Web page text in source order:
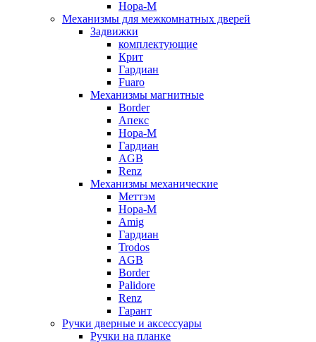
Нора-М
Механизмы для межкомнатных дверей
Задвижки
комплектующие
Крит
Гардиан
Fuaro
Механизмы магнитные
Border
Апекс
Нора-М
Гардиан
AGB
Renz
Механизмы механические
Меттэм
Нора-М
Amig
Гардиан
Trodos
AGB
Border
Palidore
Renz
Гарант
Ручки дверные и аксессуары
Ручки на планке